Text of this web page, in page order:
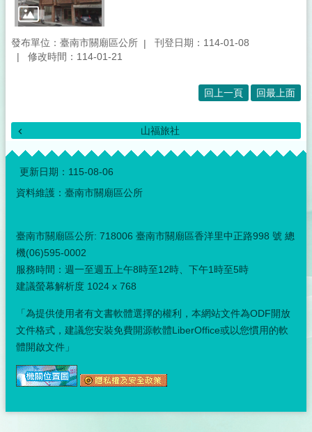
發布單位：臺南市關廟區公所
刊登日期：114-01-08
修改時間：114-01-21
回上一頁 回最上面
山福旅社
:::
更新日期： 115-08-06
資料維護：臺南市關廟區公所
臺南市關廟區公所: 718006 臺南市關廟區香洋里中正路998 號 總
機(06)595-0002
服務時間：週一至週五上午8時至12時、下午1時至5時
建議螢幕解析度 1024 x 768
「為提供使用者有文書軟體選擇的權利，本網站文件為ODF開放
文件格式，建議您安裝免費開源軟體LiberOffice或以您慣用的軟
體開啟文件」